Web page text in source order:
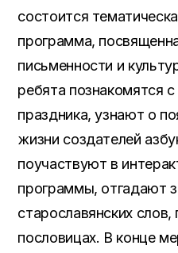
состоится
программа,
письменности и
ребята познакомятся
праздника, узнают о
жизни создателей
поучаствуют в
программы, отгадают
старославянских
пословицах. В конце